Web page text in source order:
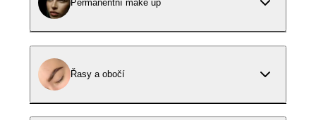
Permanentní make up
Řasy a obočí